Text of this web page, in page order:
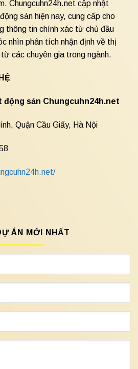
Chungcuhn24h.net cập nhật
sản hiện nay, cung cấp cho
thông tin chính xác từ chủ đầu
nhìn phân tích nhận định về thị
các chuyên gia trong ngành.
sản Chungcuhn24h.net
Quận Cầu Giấy, Hà Nội
ÁN MỚI NHẤT